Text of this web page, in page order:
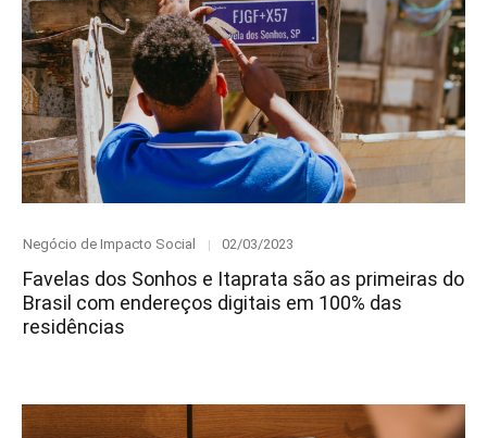
Category
Negócio de Impacto Social
Posted
02/03/2023
Favelas dos Sonhos e Itaprata são as primeiras do
Brasil com endereços digitais em 100% das
residências